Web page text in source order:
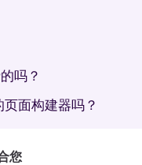
吗？
面构建器吗？
您